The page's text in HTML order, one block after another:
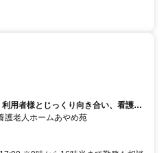
用者様とじっくり向き合い、看護師
できる環境です。
護老人ホームあやめ苑